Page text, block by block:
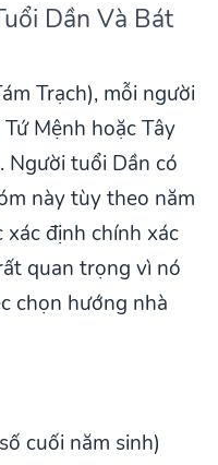
Dần Và Bát
Trạch), mỗi người
Mệnh hoặc Tây
Người tuổi Dần có
này tùy theo năm
xác định chính xác
quan trọng vì nó
chọn hướng nhà
cuối năm sinh)